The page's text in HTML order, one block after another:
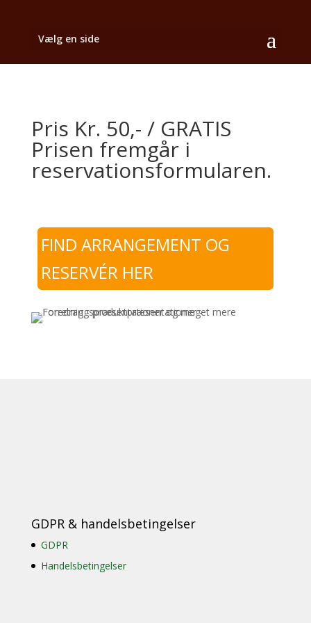
Vælg en side
Pris Kr. 50,- / GRATIS
Prisen fremgår i
reservationsformularen.
FIND ARRANGEMENT OG
RESERVÉR HER
GDPR & handelsbetingelser
GDPR
Handelsbetingelser